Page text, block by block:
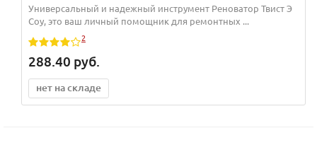
Универсальный и надежный инструмент Реноватор Твист Э
Соу, это ваш личный помощник для ремонтных ...
2
288.40 руб.
нет на складе